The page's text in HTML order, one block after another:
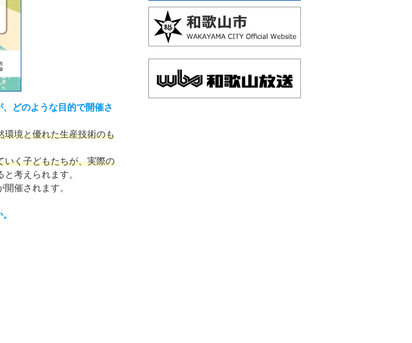
どのような目的で開催さ
環境と優れた生産技術のも
いく子どもたちが、実際の
と考えられます。
催されます。